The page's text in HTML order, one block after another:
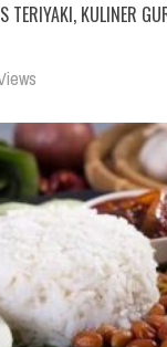
TERIYAKI, KULINER